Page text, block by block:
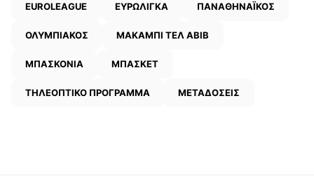
EUROLEAGUE ΕΥΡΩΛΙΓΚΑ ΠΑΝΑΘΗΝΑΪΚΟΣ
ΟΛΥΜΠΙΑΚΟΣ ΜΑΚΑΜΠΙ ΤΕΛ ΑΒΙΒ
ΜΠΑΣΚΟΝΙΑ ΜΠΑΣΚΕΤ
ΤΗΛΕΟΠΤΙΚΟ ΠΡΟΓΡΑΜΜΑ ΜΕΤΑΔΟΣΕΙΣ